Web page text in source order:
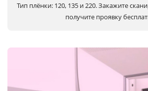
Тип плёнки: 120, 135 и 220.Закажите
получите проявку